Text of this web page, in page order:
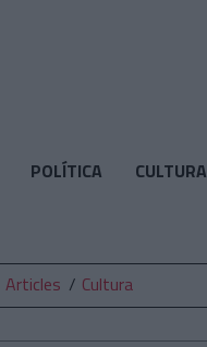
POLÍTICA CULTURA
Articles Cultura